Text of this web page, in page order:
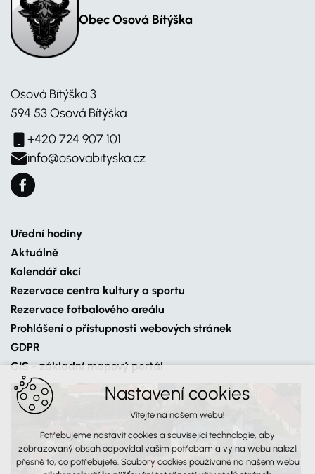
Obec Osová Bítýška
Osová Bítýška 3
594 53 Osová Bítýška
+420 724 907 101
info@osovabityska.cz
Uřední hodiny
Aktuálně
Kalendář akcí
Rezervace centra kultury a sportu
Rezervace fotbalového areálu
Prohlášení o přístupnosti webových stránek
GDPR
GIS - základní mapový portál
Nastavení cookies
Vítejte na našem webu!
Potřebujeme nastavit cookies a související technologie, aby
zobrazovaný obsah odpovídal vašim potřebám a vy na webu nalezli
přesně to, co potřebujete. Soubory cookies používané na našem webu